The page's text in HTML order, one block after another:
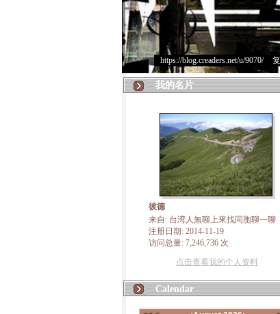
https://blog.creaders.net/u/9070/>
我的名片
彼德
来自: 台湾人無聊上來找同胞聊一聊
注册日期: 2014-11-19
访问总量: 7,246,736 次
点击查看我的个人资料
Calendar